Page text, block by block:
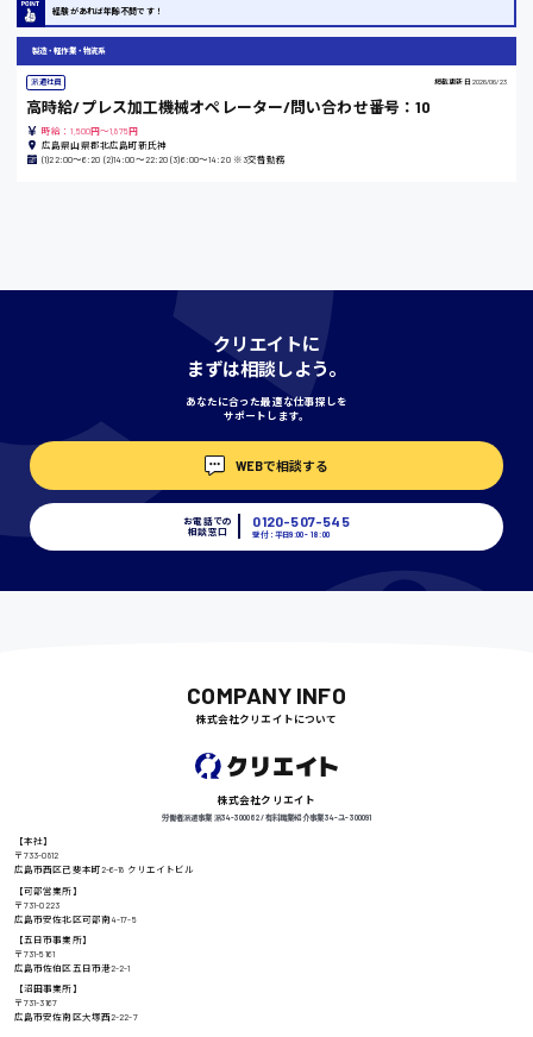
香川県
高知県
鳥取県
日給8000円〜
経験があれば年齢不問です！
製造・軽作業・物流系
派遣社員 掲載更新日 2026/06/23
高時給/プレス加工機械オペレーター/問い合わせ番号：10
時給：1,500円～1,875円
広島県山県郡北広島町新氏神
(1)22:00〜6:20 (2)14:00〜22:20 (3)6:00〜14:20 ※3交替勤務
クリエイトに
まずは相談しよう。
あなたに合った最適な仕事探しを
サポートします。
WEBで相談する
お電話での
相談窓口
0120-507-545
受付：平日9:00 - 18:00
COMPANY INFO
株式会社クリエイトについて
株式会社クリエイト
労働者派遣事業 派34-300062 / 有料職業紹介事業 34-ユ-300091
【本社】
〒733-0812
広島市西区己斐本町2-6-18 クリエイトビル
【可部営業所】
〒731-0223
広島市安佐北区可部南4-17-5
【五日市事業所】
〒731-5161
広島市佐伯区五日市港2-2-1
【沼田事業所】
〒731-3167
広島市安佐南区大塚西2-22-7